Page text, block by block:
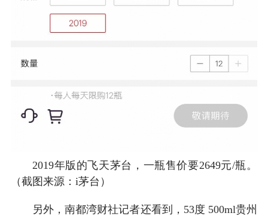
2019年版的飞天茅台，一瓶售价要2649元/瓶。
（截图来源：i茅台）
另外，南都湾财社记者还看到，53度 500ml贵州